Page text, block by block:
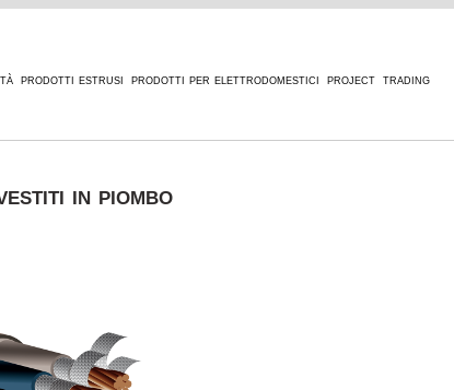
prodotti estrusi prodotti per elettrodomestici project trading
in piombo